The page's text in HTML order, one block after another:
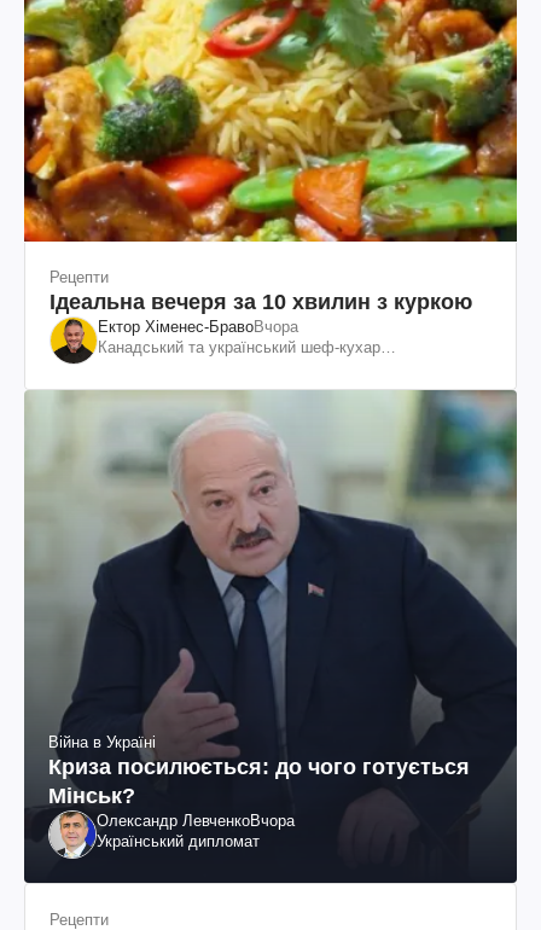
Рецепти
Ідеальна вечеря за 10 хвилин з куркою
Ектор Хіменес-БравоВчора
Канадський та український шеф-кухар
Війна в Україні
Криза посилюється: до чого готується
Мінськ?
Олександр ЛевченкоВчора
Український дипломат
Рецепти